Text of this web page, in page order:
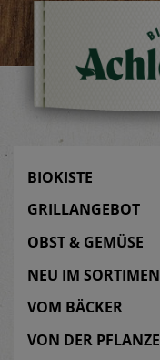
BIOKISTE
GRILLANGEBOT
OBST & GEMÜSE
NEU IM
VOM BÄCKER
VON DER PFLANZE